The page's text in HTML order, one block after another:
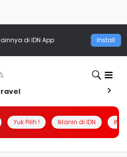
di IDN App Install
Yuk Pilih ! Iklanin di IDN